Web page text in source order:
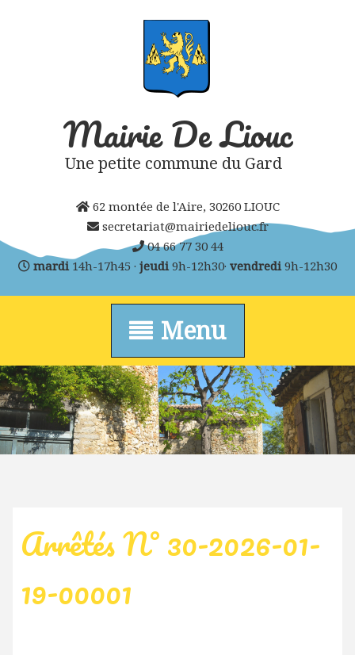
Mairie De Liouc
Une petite commune du Gard
62 montée de l'Aire, 30260 LIOUC
secretariat@mairiedeliouc.fr
04 66 77 30 44
mardi14h-17h45 · jeudi9h-12h30· vendredi9h-12h30
Arrêtés N° 30-2026-01-
19-00001